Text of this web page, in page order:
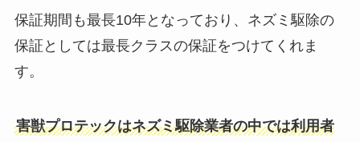
保証期間も最長10年となっており、ネズミ駆除の
保証としては最長クラスの保証をつけてくれま
す。
害獣プロテックはネズミ駆除業者の中では利用者